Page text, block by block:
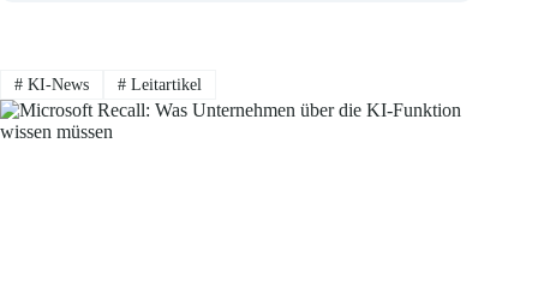
#KI-News #Leitartikel